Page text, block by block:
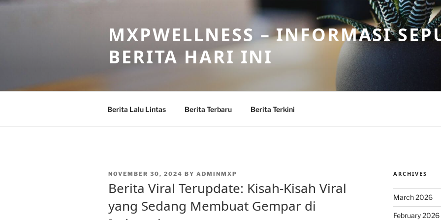
Skip
MXPWELLNESS – INFORMASI
BERITA HARI INI
Berita Lalu Lintas Berita Terbaru Berita Terkini
POSTED
NOVEMBER 30, 2024 BY ADMINMXP
Berita Viral Terupdate: Kisah-Kisah Viral
yang Sedang Membuat Gempar di
ARCHIVES
March 2026
February 2026